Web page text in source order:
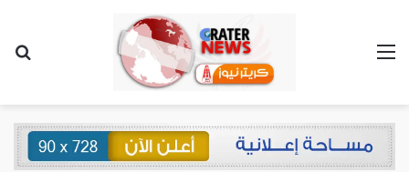
القائمة